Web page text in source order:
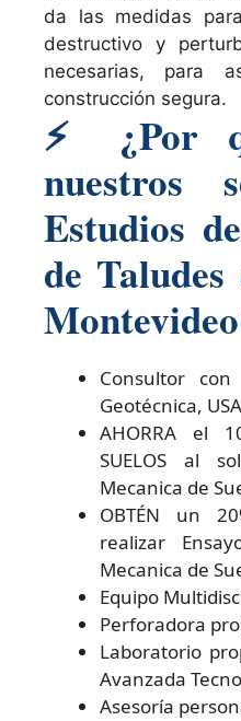
da las medidas
destructivo y
necesarias, para
construcción segura.
⚡
¿Por
nuestros
Estudios
de
Consultor
Geotécnica,
AHORRA el
SUELOS al
Mecanica de
OBTÉN un
realizar
Mecanica de
Equipo
Perforadora
Laboratorio
Avanzada
Asesoría